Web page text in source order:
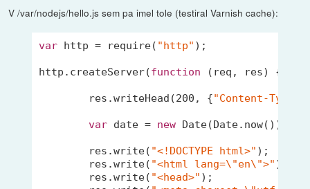
V /var/nodejs/hello.js sem pa imel tole (testiral Varnish cache):
var http = require( "http" );
http.createServer(function ( req, res) {
	res.writeHead(
200 , {"Content-Type"
var date = new Date(Date.now());
	res.write(
"<!DOCTYPE html>" );
	res.write(
"<html lang=\"en\">" );
	res.write(
"<head>" );